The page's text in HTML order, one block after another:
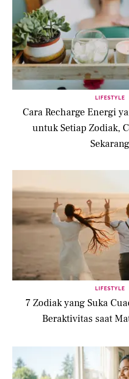
LIFESTYLE
Cara Recharge Energi
untuk Setiap Zodiak,
Sekarang
LIFESTYLE
7 Zodiak yang Suka
Beraktivitas saat